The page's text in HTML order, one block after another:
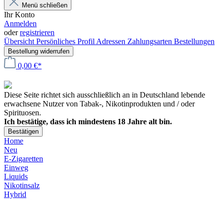
Menü schließen
Ihr Konto
Anmelden
oderregistrieren
Übersicht Persönliches Profil Adressen Zahlungsarten Bestellungen
Bestellung widerrufen
0,00 €*
Diese Seite richtet sich ausschließlich an in Deutschland lebende
erwachsene Nutzer von Tabak-, Nikotinprodukten und / oder
Spirituosen.
Ich bestätige, dass ich mindestens 18 Jahre alt bin.
Bestätigen
Home
Neu
E-Zigaretten
Einweg
Liquids
Nikotinsalz
Hybrid